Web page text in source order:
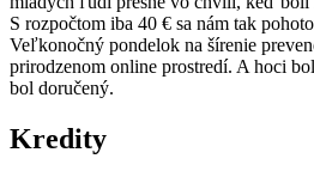
S rozpočtom iba 40 € sa nám tak
Veľkonočný pondelok na šírenie
prirodzenom online prostredí. A hoci
bol doručený.
Kredity